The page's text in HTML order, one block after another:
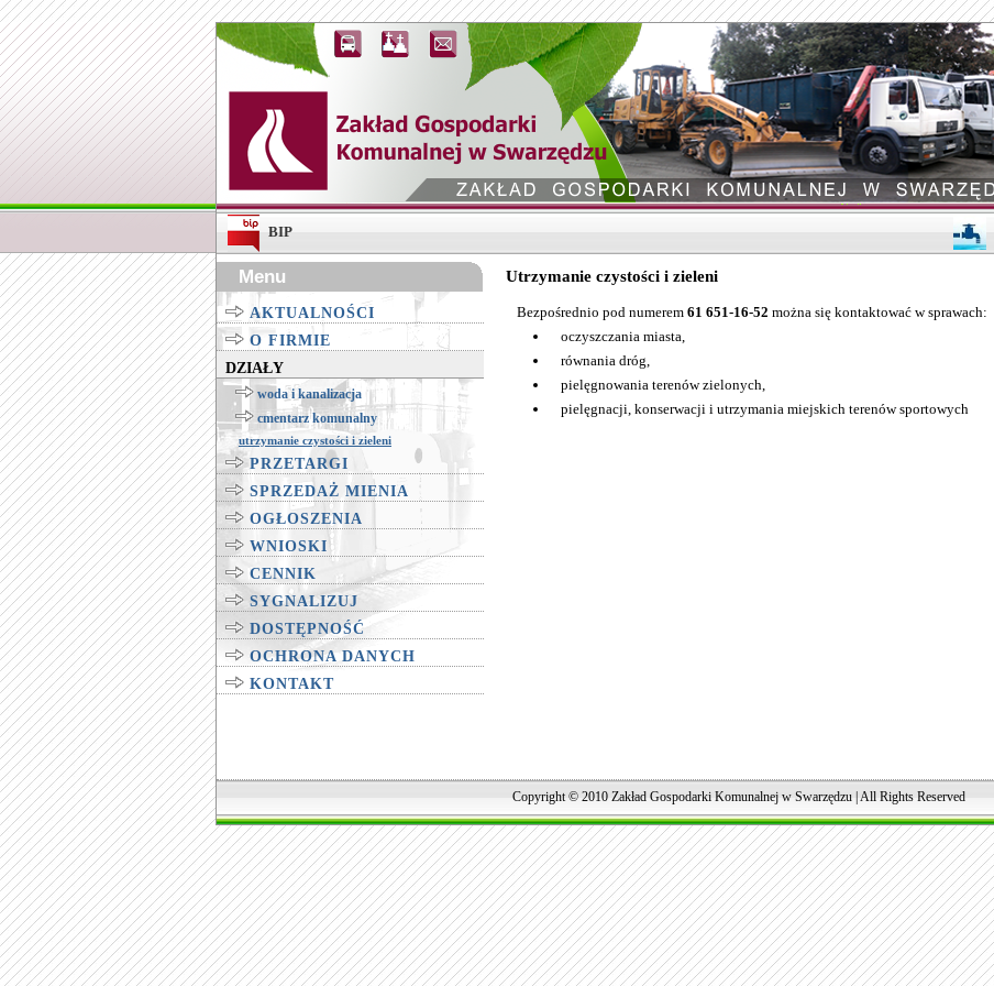
BIP
Menu Utrzymanie czystości i zieleni
Bezpośrednio pod numerem 61 651-16-52 można się kontaktować w sprawach:
oczyszczania miasta,
równania dróg,
pielęgnowania terenów zielonych,
pielęgnacji, konserwacji i utrzymania miejskich terenów sportowych
AKTUALNOŚCI
O FIRMIE
DZIAŁY
woda i kanalizacja
cmentarz komunalny
utrzymanie czystości i zieleni
PRZETARGI
SPRZEDAŻ MIENIA
OGŁOSZENIA
WNIOSKI
CENNIK
SYGNALIZUJ
DOSTĘPNOŚĆ
OCHRONA DANYCH
KONTAKT
Copyright © 2010 Zakład Gospodarki Komunalnej w Swarzędzu | All Rights Reserved